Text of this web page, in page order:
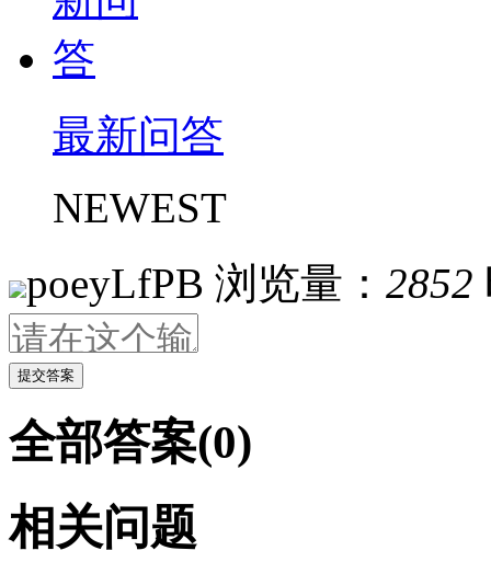
最新问答
NEWEST
poeyLfPB 浏览量： 2852
提交答案
全部答案(0)
相关问题